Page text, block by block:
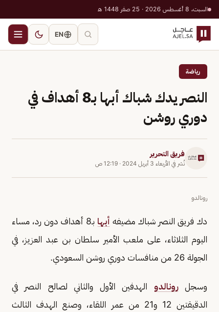
السبت، 8 أغسطس 2026 · 25 صفر 1448 هـ
EN
رياضة
النصر يدك شباك أبها بـ8 أهداف في
دوري روشن
فريق التحرير
نُشر في الأربعاء 3 أبريل 2024 · 12:19 ص
رونالدو
دك فريق النصر شباك مضيفه أبها
بـ8 أهداف دون رد، مساء
اليوم الثلاثاء، على ملعب الأمير سلطان بن عبد العزيز، في
الجولة 26 من منافسات دوري روشن السعودي.
وسجلرونالدو الهدفين الأول والثاني لصالح النصر في
الدقيقتين 12 و21 من عمر اللقاء، وصنع الهدف الثالث